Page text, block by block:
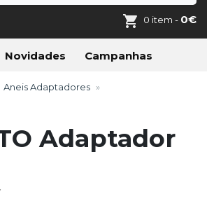
0 item - 0€
Novidades Campanhas
Aneis Adaptadores
Adaptador